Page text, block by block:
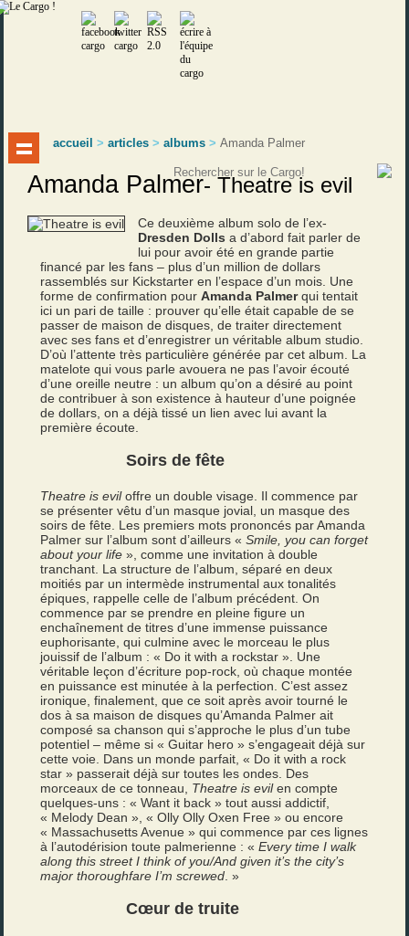
accueil >articles >albums >Amanda Palmer
Amanda Palmer-Theatre is evil
Ce deuxième album solo de l’ex-
Dresden Dolls a d’abord fait parler de
lui pour avoir été en grande partie
financé par les fans – plus d’un million de dollars
rassemblés sur Kickstarter en l’espace d’un mois. Une
forme de confirmation pourAmanda Palmerqui tentait
ici un pari de taille : prouver qu’elle était capable de se
passer de maison de disques, de traiter directement
avec ses fans et d’enregistrer un véritable album studio.
D’où l’attente très particulière générée par cet album. La
matelote qui vous parle avouera ne pas l’avoir écouté
d’une oreille neutre : un album qu’on a désiré au point
de contribuer à son existence à hauteur d’une poignée
de dollars, on a déjà tissé un lien avec lui avant la
première écoute.
Soirs de fête
Theatre is eviloffre un double visage. Il commence par
se présenter vêtu d’un masque jovial, un masque des
soirs de fête. Les premiers mots prononcés par Amanda
Palmer sur l’album sont d’ailleurs «Smile, you can forget
about your life », comme une invitation à double
tranchant. La structure de l’album, séparé en deux
moitiés par un intermède instrumental aux tonalités
épiques, rappelle celle de l’album précédent. On
commence par se prendre en pleine figure un
enchaînement de titres d’une immense puissance
euphorisante, qui culmine avec le morceau le plus
jouissif de l’album : « Do it with a rockstar ». Une
véritable leçon d’écriture pop-rock, où chaque montée
en puissance est minutée à la perfection. C’est assez
ironique, finalement, que ce soit après avoir tourné le
dos à sa maison de disques qu’Amanda Palmer ait
composé sa chanson qui s’approche le plus d’un tube
potentiel – même si « Guitar hero » s’engageait déjà sur
cette voie. Dans un monde parfait, « Do it with a rock
star » passerait déjà sur toutes les ondes. Des
morceaux de ce tonneau, Theatre is evilen compte
quelques-uns : « Want it back » tout aussi addictif,
« Melody Dean », « Olly Olly Oxen Free » ou encore
« Massachusetts Avenue » qui commence par ces lignes
à l’autodérision toute palmerienne : «Every time I walk
along this street I think of you/And given it’s the city’s
major thoroughfare I’m screwed . »
Cœur de truite